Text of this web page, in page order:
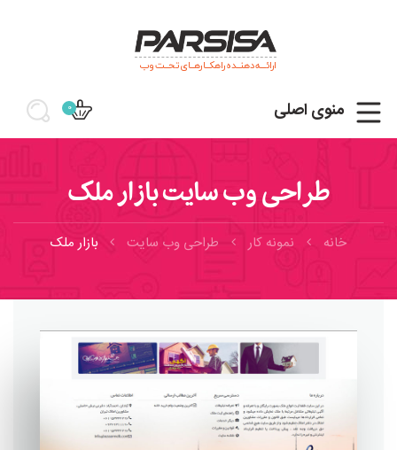
ارائـــه دهنــده راهکــارهــای تحــت وب
منوی اصلی 0
طراحی وب سایت بازار ملک
خانه نمونه کار طراحی وب سایت بازار ملک